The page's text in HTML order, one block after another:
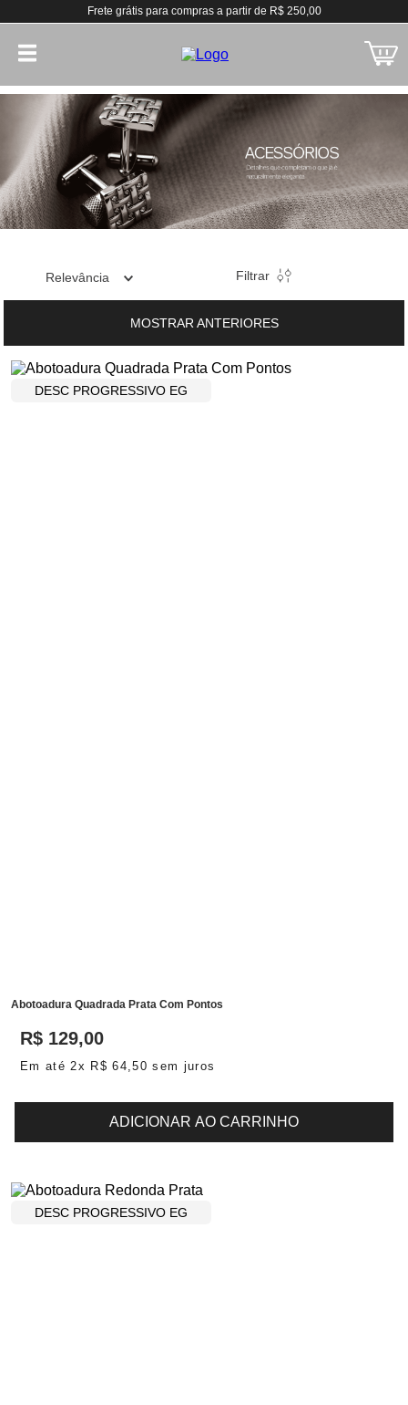
Frete grátis para compras a partir de R$ 250,00
Relevância Filtrar
MOSTRAR ANTERIORES
DESC PROGRESSIVO EG
Abotoadura Quadrada Prata Com Pontos
R$ 129,00
Em até2x R$ 64,50 sem juros
ADICIONAR AO CARRINHO
DESC PROGRESSIVO EG